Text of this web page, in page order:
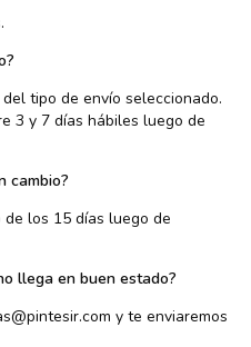
tipo de envío seleccionado.
3 y 7 días hábiles luego de
cambio?
los 15 días luego de
llega en buen estado?
y te enviaremos